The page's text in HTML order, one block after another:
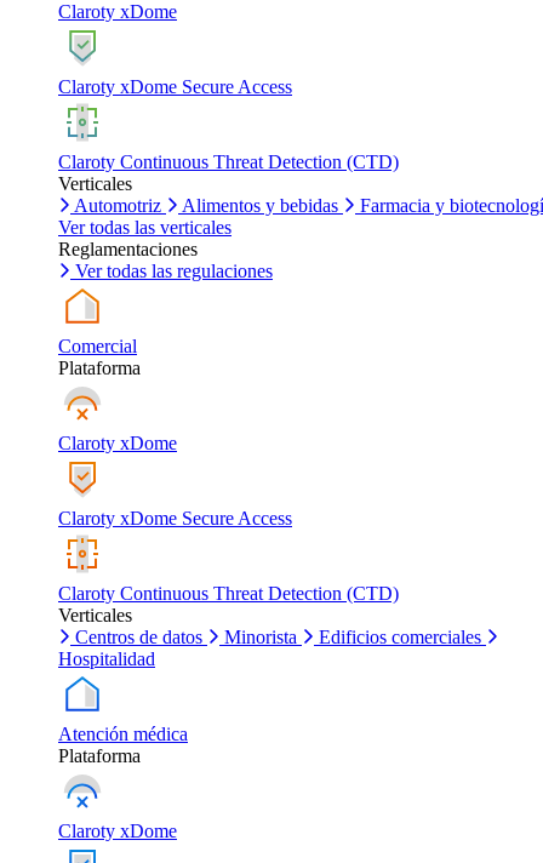
Claroty xDome
Claroty xDome Secure Access
Claroty Continuous Threat Detection (CTD)
Verticales
Automotriz
Alimentos y bebidas
Farmacia y
Ver todas las verticales
Reglamentaciones
Ver todas las regulaciones
Comercial
Plataforma
Claroty xDome
Claroty xDome Secure Access
Claroty Continuous Threat Detection (CTD)
Verticales
Centros de datos
Minorista
Edificios comerciales
Hospitalidad
Atención médica
Plataforma
Claroty xDome